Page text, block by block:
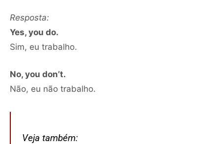
Resposta:
Yes, you do.
Sim, eu trabalho.
No, you don’t.
Não, eu não trabalho.
Veja também: